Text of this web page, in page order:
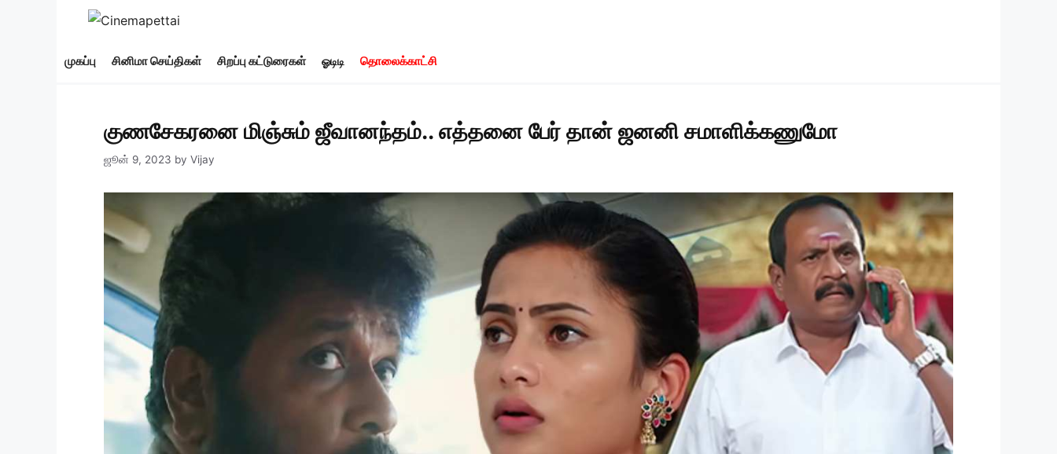
முகப்பு சினிமா செய்திகள் சிறப்பு கட்டுரைகள் ஓடிடி தொலைக்காட்சி
குணசேகரனை மிஞ்சும் ஜீவானந்தம்.. எத்தனை பேர் தான் ஜனனி சமாளிக்கணுமோ
ஜூன் 9, 2023 by Vijay